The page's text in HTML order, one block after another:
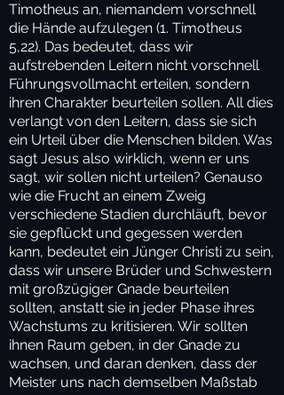
Timotheus an, niemandem vorschnell
die Hände aufzulegen (1. Timotheus
5,22). Das bedeutet, dass wir
aufstrebenden Leitern nicht vorschnell
Führungsvollmacht erteilen, sondern
ihren Charakter beurteilen sollen. All dies
verlangt von den Leitern, dass sie sich
ein Urteil über die Menschen bilden. Was
sagt Jesus also wirklich, wenn er uns
sagt, wir sollen nicht urteilen? Genauso
wie die Frucht an einem Zweig
verschiedene Stadien durchläuft, bevor
sie gepflückt und gegessen werden
kann, bedeutet ein Jünger Christi zu sein,
dass wir unsere Brüder und Schwestern
mit großzügiger Gnade beurteilen
sollten, anstatt sie in jeder Phase ihres
Wachstums zu kritisieren. Wir sollten
ihnen Raum geben, in der Gnade zu
wachsen, und daran denken, dass der
Meister uns nach demselben Maßstab